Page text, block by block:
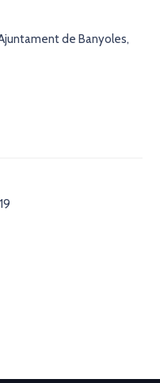
de Banyoles,